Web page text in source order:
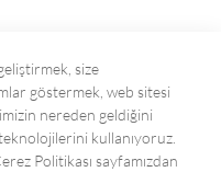
size
göstermek, web sitesi
nereden geldiğini
kullanıyoruz.
Politikası sayfamızdan